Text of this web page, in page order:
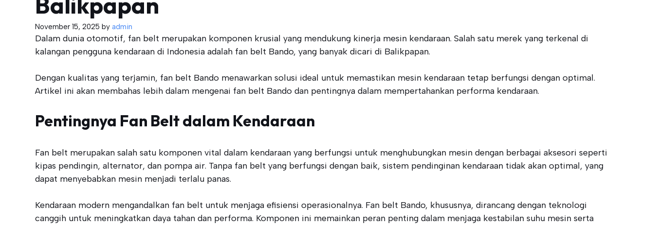
November 15, 2025 by admin
Dalam dunia otomotif, fan belt merupakan komponen krusial yang mendukung kinerja mesin kendaraan. Salah satu merek yang terkenal di
kalangan pengguna kendaraan di Indonesia adalah fan belt Bando, yang banyak dicari di Balikpapan.
Dengan kualitas yang terjamin, fan belt Bando menawarkan solusi ideal untuk memastikan mesin kendaraan tetap berfungsi dengan optimal.
Artikel ini akan membahas lebih dalam mengenai fan belt Bando dan pentingnya dalam mempertahankan performa kendaraan.
Pentingnya Fan Belt dalam Kendaraan
Fan belt merupakan salah satu komponen vital dalam kendaraan yang berfungsi untuk menghubungkan mesin dengan berbagai aksesori seperti
kipas pendingin, alternator, dan pompa air. Tanpa fan belt yang berfungsi dengan baik, sistem pendinginan kendaraan tidak akan optimal, yang
dapat menyebabkan mesin menjadi terlalu panas.
Kendaraan modern mengandalkan fan belt untuk menjaga efisiensi operasionalnya. Fan belt Bando, khususnya, dirancang dengan teknologi
canggih untuk meningkatkan daya tahan dan performa. Komponen ini memainkan peran penting dalam menjaga kestabilan suhu mesin serta